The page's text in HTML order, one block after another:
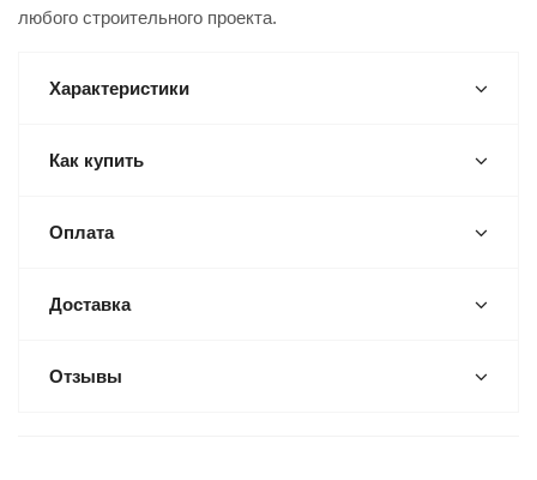
любого строительного проекта.
Характеристики
Как купить
Оплата
Доставка
Отзывы